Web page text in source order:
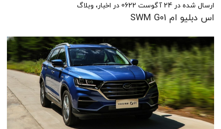
ارسال شده در 24 آگوست 0622 در اخبار، وبلاگ
اس دبلیو ام SWM G01